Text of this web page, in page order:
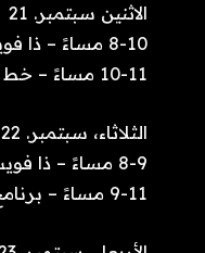
الاثنين سبتمبر. 21
8-10 مساءً – ذا فويس
10-11 مساءً – خط النار
الثلاثاء، سبتمبر. 22
8-9 مساءً – ذا فويس
9-11 مساءً – برنامج America’s Got Talent